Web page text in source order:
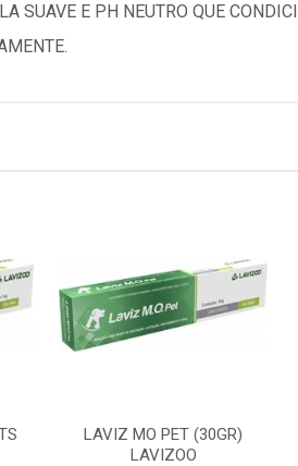
SUAVE E PH NEUTRO QUE
LAVIZ MO PET (30GR)
LAVIZOO